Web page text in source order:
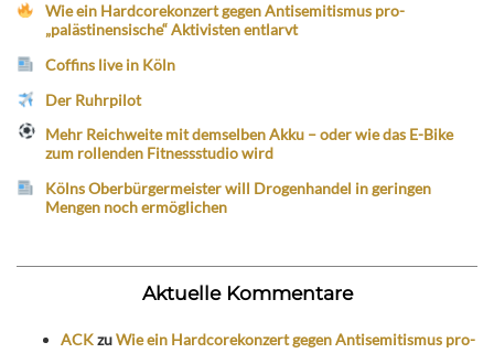
Wie ein Hardcorekonzert gegen Antisemitismus pro-
„palästinensische“ Aktivisten entlarvt
Coffins live in Köln
Der Ruhrpilot
Mehr Reichweite mit demselben Akku – oder wie das E-Bike
zum rollenden Fitnessstudio wird
Kölns Oberbürgermeister will Drogenhandel in geringen
Mengen noch ermöglichen
Aktuelle Kommentare
ACKzuWie ein Hardcorekonzert gegen Antisemitismus pro-